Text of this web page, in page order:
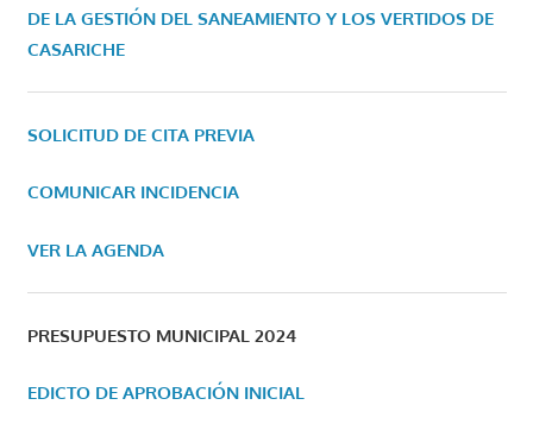
DE LA GESTIÓN DEL SANEAMIENTO Y LOS VERTIDOS DE
CASARICHE
SOLICITUD DE CITA PREVIA
COMUNICAR INCIDENCIA
VER LA AGENDA
PRESUPUESTO MUNICIPAL 2024
EDICTO DE APROBACIÓN INICIAL